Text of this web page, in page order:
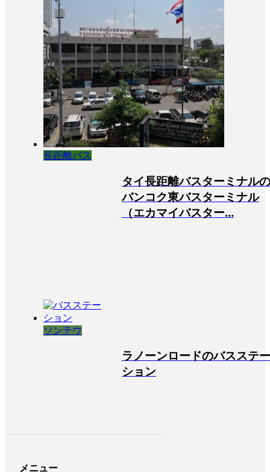
長距離バス
タイ長距離バスターミナルの
バンコク東バスターミナル
（エカマイバスター...
ソンテウ
ラノーンロードのバスステー
ション
メニュー